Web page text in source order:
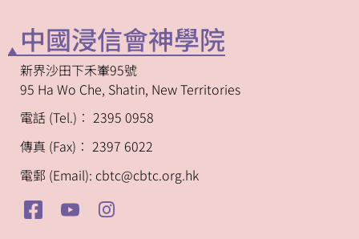
中國浸信會神學院
新界沙田下禾輋95號
95 Ha Wo Che, Shatin, New Territories
電話 (Tel.)︰ 2395 0958
傳真 (Fax)︰ 2397 6022
電郵 (Email): cbtc@cbtc.org.hk